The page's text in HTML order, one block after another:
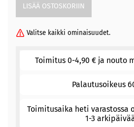
Valitse kaikki ominaisuudet.
Toimitus 0-4,90 € ja nouto
Palautusoikeus
Toimitusaika heti
1-3